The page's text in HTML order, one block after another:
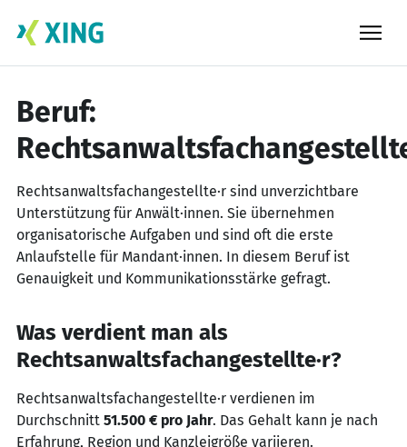
Beruf:
Rechtsanwaltsfachangestellte·r sind unverzichtbare
Unterstützung für Anwält·innen. Sie übernehmen
organisatorische Aufgaben und sind oft die erste
Anlaufstelle für Mandant·innen. In diesem Beruf ist
Genauigkeit und Kommunikationsstärke gefragt.
Was verdient man als
Rechtsanwaltsfachangestellte·r?
Rechtsanwaltsfachangestellte·r verdienen im
Durchschnitt 51.500 € pro Jahr. Das Gehalt kann je nach
Erfahrung, Region und Kanzleigröße variieren.